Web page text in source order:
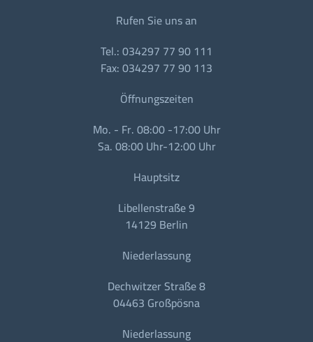
Rufen Sie uns an
Tel.: 034297 77 90 111
Fax: 034297 77 90 113
Öffnungszeiten
Mo. - Fr. 08:00 -17:00 Uhr
Sa. 08:00 Uhr-12:00 Uhr
Hauptsitz
Libellenstraße 9
14129 Berlin
Niederlassung
Dechwitzer Straße 8
04463 Großpösna
Niederlassung